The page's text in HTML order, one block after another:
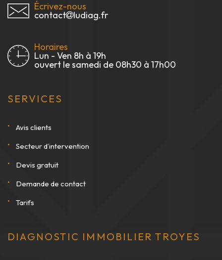
Écrivez-nous
contact ludiag.fr
Horaires
Lun - Ven 8h à 19h
ouvert le samedi de 08h30 à 17h00
SERVICES
Avis clients
Secteur d’intervention
Devis gratuit
Demande de contact
Tarifs
DIAGNOSTIC IMMOBILIER TROYES